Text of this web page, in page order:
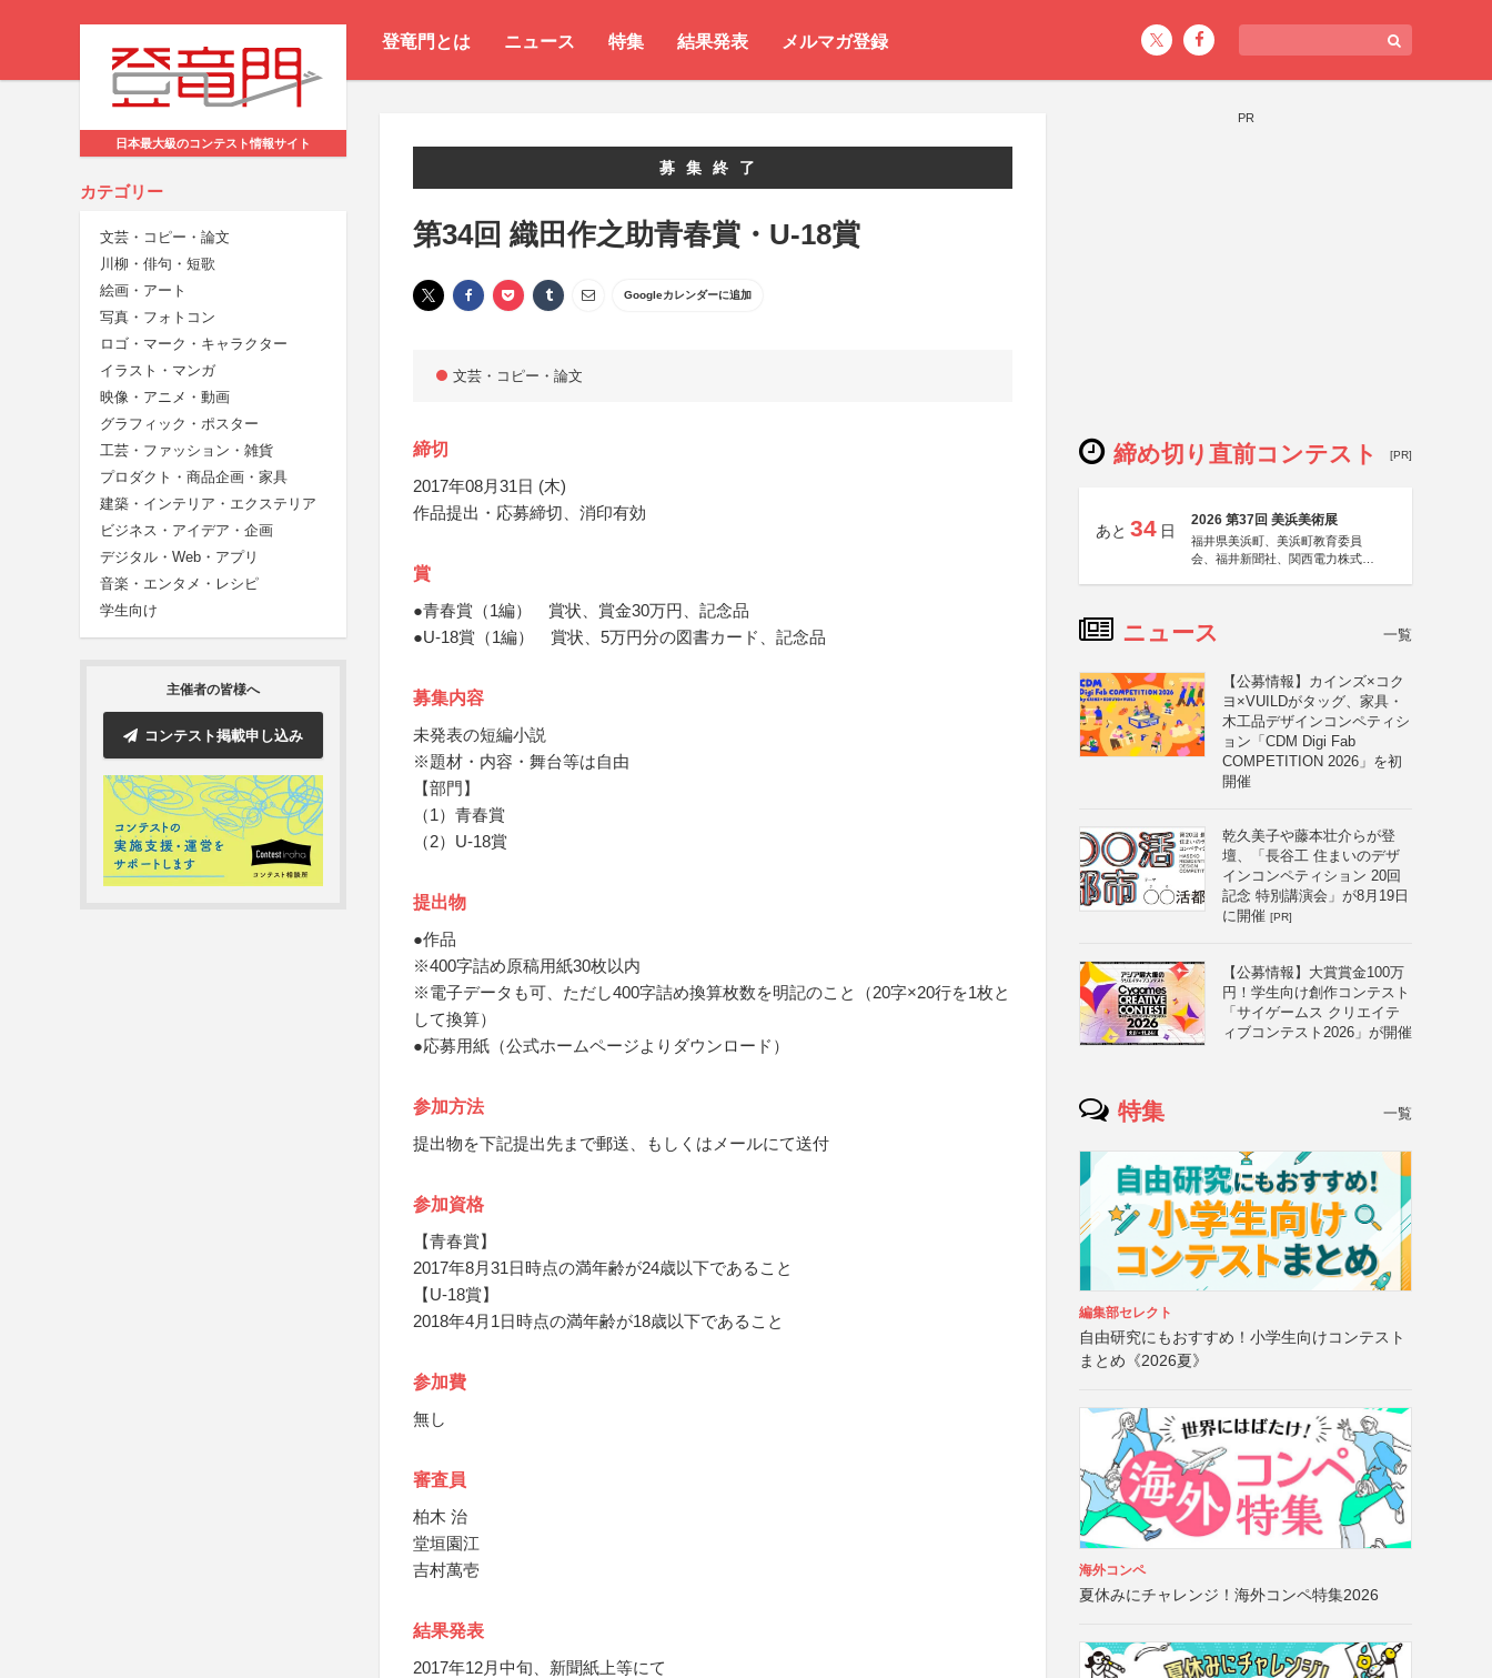
登竜門とは ニュース 特集 結果発表 メルマガ登録
日本最大級のコンテスト情報サイト
カテゴリー
文芸・コピー・論文
川柳・俳句・短歌
絵画・アート
写真・フォトコン
ロゴ・マーク・キャラクター
イラスト・マンガ
映像・アニメ・動画
グラフィック・ポスター
工芸・ファッション・雑貨
プロダクト・商品企画・家具
建築・インテリア・エクステリア
ビジネス・アイデア・企画
デジタル・Web・アプリ
音楽・エンタメ・レシピ
学生向け
主催者の皆様へ
コンテスト掲載申し込み
募集終了
第34回 織田作之助青春賞・U-18賞
Googleカレンダーに追加
文芸・コピー・論文
締切
2017年08月31日 (木)
作品提出・応募締切、消印有効
賞
●青春賞（1編） 賞状、賞金30万円、記念品
●U-18賞（1編） 賞状、5万円分の図書カード、記念品
募集内容
未発表の短編小説
※題材・内容・舞台等は自由
【部門】
（1）青春賞
（2）U-18賞
提出物
●作品
※400字詰め原稿用紙30枚以内
※電子データも可、ただし400字詰め換算枚数を明記のこと（20字×20行を1枚と
して換算）
●応募用紙（公式ホームページよりダウンロード）
参加方法
提出物を下記提出先まで郵送、もしくはメールにて送付
参加資格
【青春賞】
2017年8月31日時点の満年齢が24歳以下であること
【U-18賞】
2018年4月1日時点の満年齢が18歳以下であること
参加費
無し
審査員
柏木 治
堂垣園江
吉村萬壱
結果発表
2017年12月中旬、新聞紙上等にて
PR
締め切り直前コンテスト [PR]
あと 34 日
2026 第37回 美浜美術展
福井県美浜町、美浜町教育委員
会、福井新聞社、関西電力株式会
ニュース 一覧
【公募情報】カインズ×コク
ヨ×VUILDがタッグ、家具・
木工品デザインコンペティシ
ョン「CDM Digi Fab
COMPETITION 2026」を初
開催
乾久美子や藤本壮介らが登
壇、「長谷工 住まいのデザ
インコンペティション 20回
記念 特別講演会」が8月19日
に開催 [PR]
【公募情報】大賞賞金100万
円！学生向け創作コンテスト
「サイゲームス クリエイテ
ィブコンテスト2026」が開催
特集 一覧
編集部セレクト
自由研究にもおすすめ！小学生向けコンテスト
まとめ《2026夏》
海外コンペ
夏休みにチャレンジ！海外コンペ特集2026